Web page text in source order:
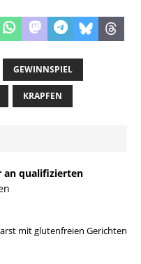
GEWINNSPIEL
KRAPFEN
an qualifizierten
mit glutenfreien Gerichten